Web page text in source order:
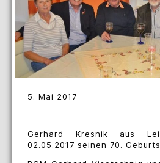
5. Mai 2017
Gerhard Kresnik aus
02.05.2017 seinen 70.